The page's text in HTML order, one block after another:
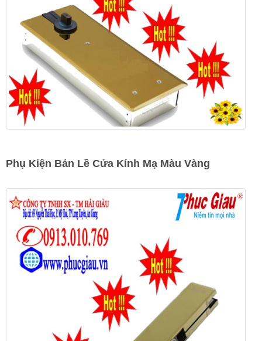
Phụ Kiện Bản Lề Cửa Kính Mạ Màu Vàng